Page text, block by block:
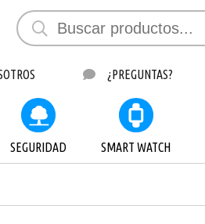
¿PREGUNTAS?
SEGURIDAD SMART WATCH